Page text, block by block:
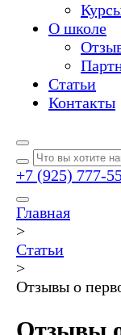
О школе
Статьи
Контакты
+7 (925) 777-
Главная
>
Статьи
>
Отзывы о
Отзывы